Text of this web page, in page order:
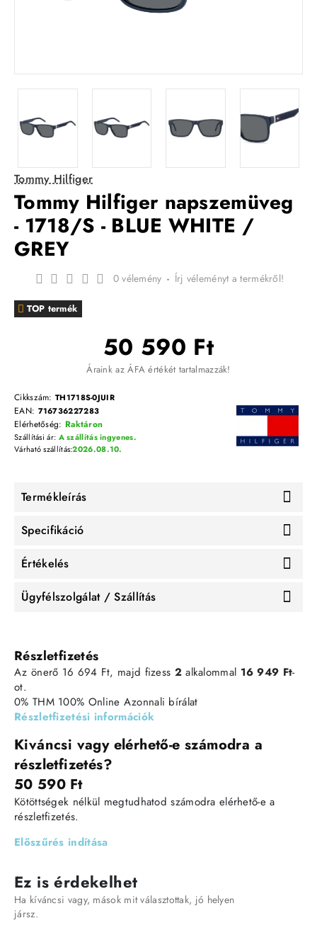
Tommy Hilfiger
Tommy Hilfiger napszemüveg
- 1718/S - BLUE WHITE /
GREY
TOP termék
0 vélemény - Írj véleményt a termékről!
50 590 Ft
Áraink az ÁFA értékét tartalmazzák!
Cikkszám: TH1718S-0JUIR
EAN: 716736227283
Elérhetőség: Raktáron
Várható szállítás:2026.08.10.
Szállítási ár: A szállítás ingyenes.
Termékleírás
Specifikáció
Értékelés
Ügyfélszolgálat / Szállítás
Részletfizetés
Az önerő 16 694 Ft, majd fizess 2alkalommal 16 949 Ft-
ot.
0% THM 100% Online Azonnali bírálat
Részletfizetési információk
Kiváncsi vagy elérhető-e számodra a
részletfizetés?
50 590 Ft
Kötöttségek nélkül megtudhatod számodra elérhető-e a
részletfizetés.
Előszűrés indítása
Ez is érdekelhet
Ha kíváncsi vagy, mások mit választottak, jó helyen
jársz.